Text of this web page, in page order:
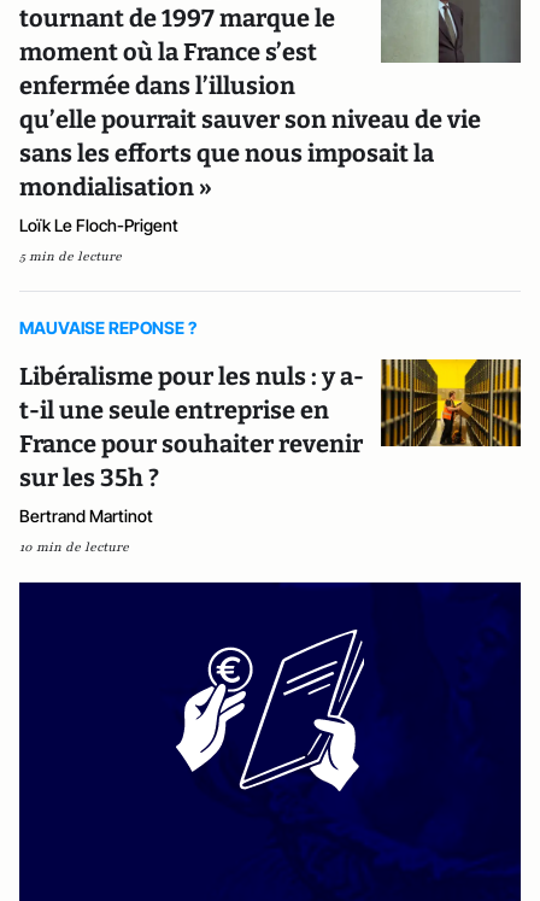
tournant de 1997 marque le
moment où la France s’est
enfermée dans l’illusion
qu’elle pourrait sauver son niveau de vie
sans les efforts que nous imposait la
mondialisation »
Loïk Le Floch-Prigent
5 min de lecture
MAUVAISE REPONSE ?
Libéralisme pour les nuls : y a-
t-il une seule entreprise en
France pour souhaiter revenir
sur les 35h ?
Bertrand Martinot
10 min de lecture